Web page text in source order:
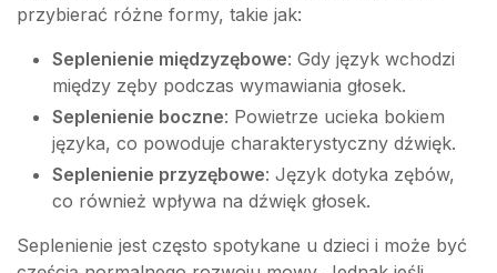
przybierać różne formy, takie jak:
Seplenienie międzyzębowe: Gdy język wchodzi
między zęby podczas wymawiania głosek.
Seplenienie boczne: Powietrze ucieka bokiem
języka, co powoduje charakterystyczny dźwięk.
Seplenienie przyzębowe: Język dotyka zębów,
co również wpływa na dźwięk głosek.
Seplenienie jest często spotykane u dzieci i może być